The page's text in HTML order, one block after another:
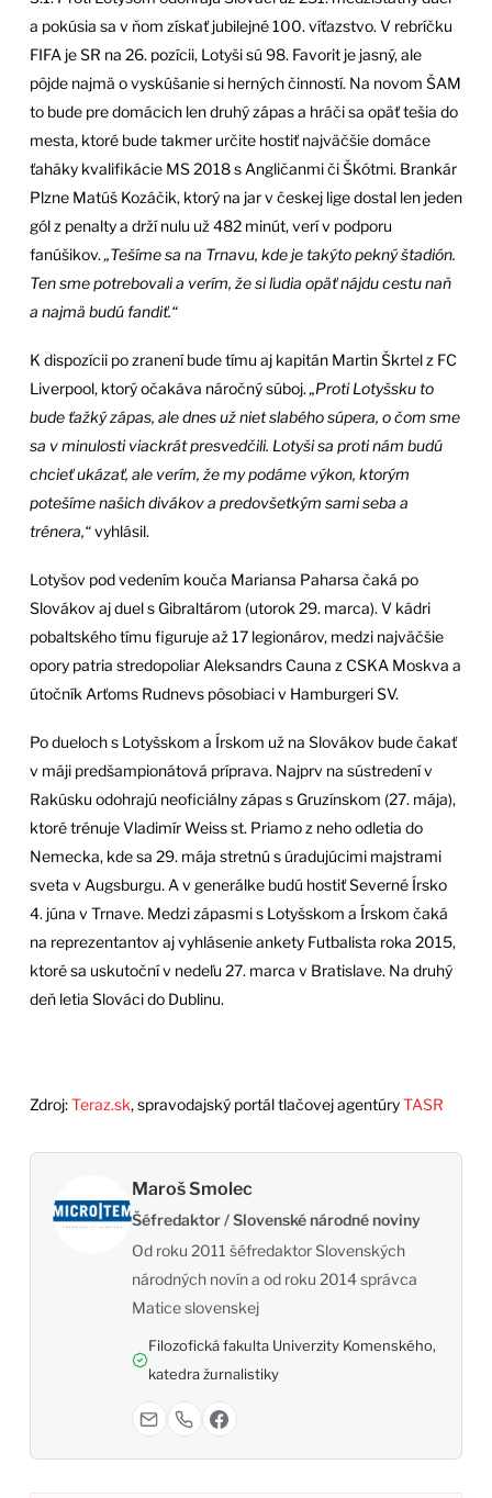
a pokúsia sa v ňom získať jubilejné 100. víťazstvo. V rebríčku
FIFA je SR na 26. pozícii, Lotyši sú 98. Favorit je jasný, ale
pôjde najmä o vyskúšanie si herných činností. Na novom ŠAM
to bude pre domácich len druhý zápas a hráči sa opäť tešia do
mesta, ktoré bude takmer určite hostiť najväčšie domáce
ťaháky kvalifikácie MS 2018 s Angličanmi či Škótmi. Brankár
Plzne Matúš Kozáčik, ktorý na jar v českej lige dostal len jeden
gól z penalty a drží nulu už 482 minút, verí v podporu
fanúšikov. „Tešíme sa na Trnavu, kde je takýto pekný štadión.
Ten sme potrebovali a verím, že si ľudia opäť nájdu cestu naň
a najmä budú fandiť.“
K dispozícii po zranení bude tímu aj kapitán Martin Škrtel z FC
Liverpool, ktorý očakáva náročný súboj. „Proti Lotyšsku to
bude ťažký zápas, ale dnes už niet slabého súpera, o čom sme
sa v minulosti viackrát presvedčili. Lotyši sa proti nám budú
chcieť ukázať, ale verím, že my podáme výkon, ktorým
potešíme našich divákov a predovšetkým sami seba a
trénera,“vyhlásil.
Lotyšov pod vedením kouča Mariansa Paharsa čaká po
Slovákov aj duel s Gibraltárom (utorok 29. marca). V kádri
pobaltského tímu figuruje až 17 legionárov, medzi najväčšie
opory patria stredopoliar Aleksandrs Cauna z CSKA Moskva a
útočník Arťoms Rudnevs pôsobiaci v Hamburgeri SV.
Po dueloch s Lotyšskom a Írskom už na Slovákov bude čakať
v máji predšampionátová príprava. Najprv na sústredení v
Rakúsku odohrajú neoficiálny zápas s Gruzínskom (27. mája),
ktoré trénuje Vladimír Weiss st. Priamo z neho odletia do
Nemecka, kde sa 29. mája stretnú s úradujúcimi majstrami
sveta v Augsburgu. A v generálke budú hostiť Severné Írsko
4. júna v Trnave. Medzi zápasmi s Lotyšskom a Írskom čaká
na reprezentantov aj vyhlásenie ankety Futbalista roka 2015,
ktoré sa uskutoční v nedeľu 27. marca v Bratislave. Na druhý
deň letia Slováci do Dublinu.
Zdroj:Teraz.sk, spravodajský portál tlačovej agentúryTASR
Maroš Smolec
Šéfredaktor / Slovenské národné noviny
Od roku 2011 šéfredaktor Slovenských
národných novín a od roku 2014 správca
Matice slovenskej
Filozofická fakulta Univerzity Komenského,
katedra žurnalistiky